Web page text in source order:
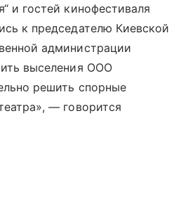
и гостей кинофестиваля
к председателю Киевской
администрации
выселения ООО
решить спорные
— говорится